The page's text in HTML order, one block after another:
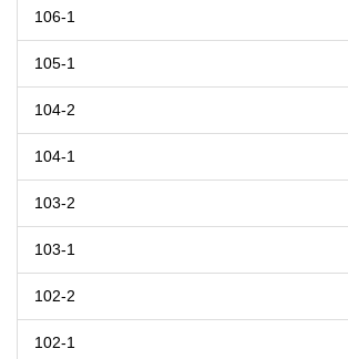
106-1
105-1
104-2
104-1
103-2
103-1
102-2
102-1